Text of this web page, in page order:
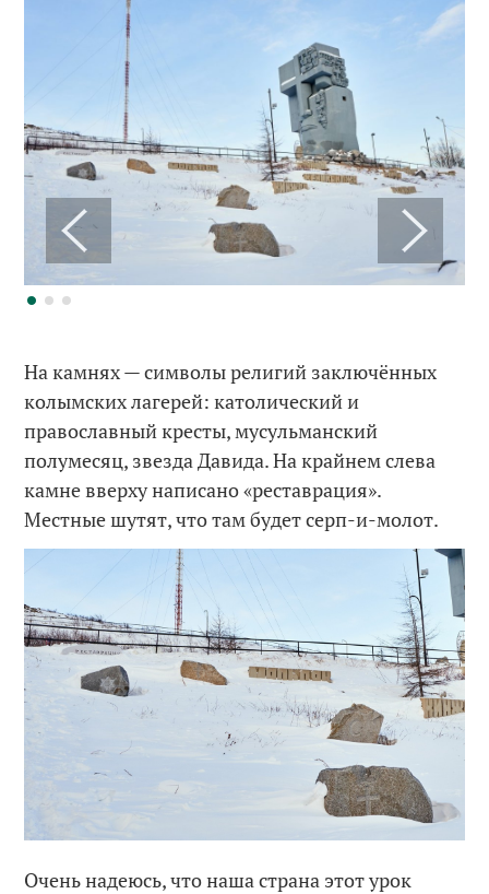
На камнях — символы религий заключённых
колымских лагерей: католический и
православный кресты, мусульманский
полумесяц, звезда Давида. На крайнем слева
камне вверху написано «реставрация».
Местные шутят, что там будет серп-и-молот.
Очень надеюсь, что наша страна этот урок